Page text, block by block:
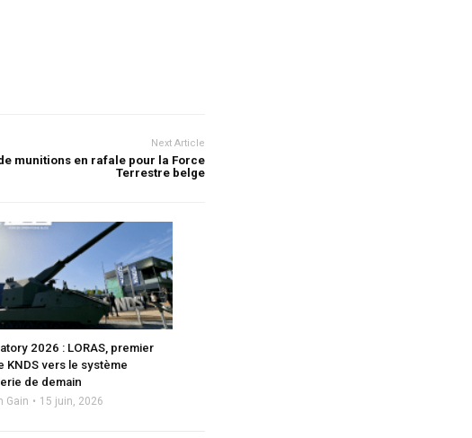
Next Article
munitions en rafale pour la Force
Terrestre belge
2026 : LORAS, premier
KNDS vers le système
de demain
Gain 15 juin, 2026